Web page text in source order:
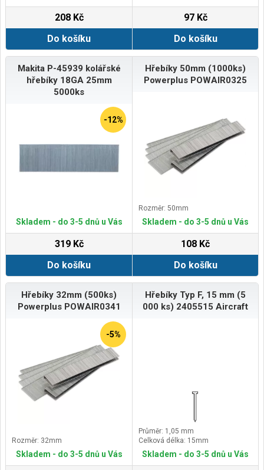
208 Kč
Do košíku
97 Kč
Do košíku
Makita P-45939 kolářské
hřebíky 18GA 25mm
5000ks
-12%
Skladem - do 3-5 dnů u Vás
319 Kč
Do košíku
Hřebíky 50mm (1000ks)
Powerplus POWAIR0325
Rozměr: 50mm
Skladem - do 3-5 dnů u Vás
108 Kč
Do košíku
Hřebíky 32mm (500ks)
Powerplus POWAIR0341
-5%
Rozměr: 32mm
Skladem - do 3-5 dnů u Vás
Hřebíky Typ F, 15 mm (5
000 ks) 2405515 Aircraft
Průměr: 1,05 mm
Celková délka: 15mm
Skladem - do 3-5 dnů u Vás